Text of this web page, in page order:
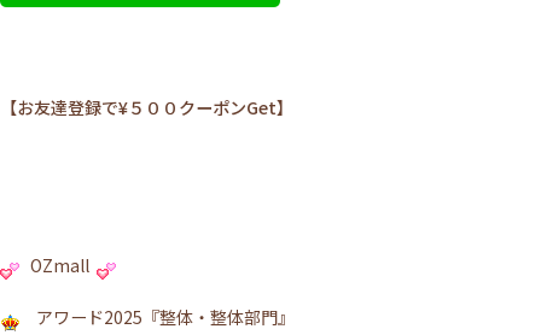
【お友達登録で¥５００クーポンGet】
OZmall
アワード2025『整体・整体部門』